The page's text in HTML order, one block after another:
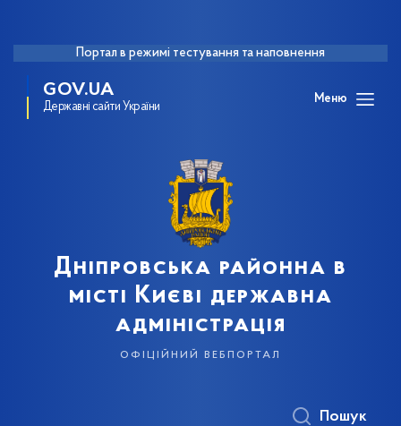
Портал в режимі тестування та наповнення
GOV.UA
Державні сайти України
Меню
Дніпровська районна в
місті Києві державна
адміністрація
офіційний вебпортал
Пошук